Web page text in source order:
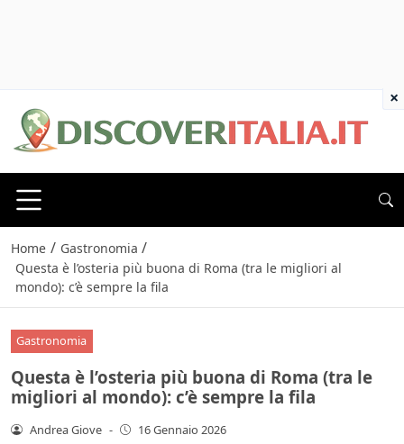
Home / Gastronomia /
Questa è l’osteria più buona di Roma (tra le migliori al
mondo): c’è sempre la fila
Gastronomia
Questa è l’osteria più buona di Roma (tra le
migliori al mondo): c’è sempre la fila
Andrea Giove - 16 Gennaio 2026
×